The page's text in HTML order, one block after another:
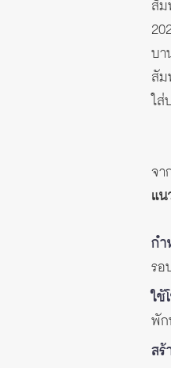
สัม
บา
สัม
ใส่
จา
แ
กำ
รอ
ใช้
พั
สร้